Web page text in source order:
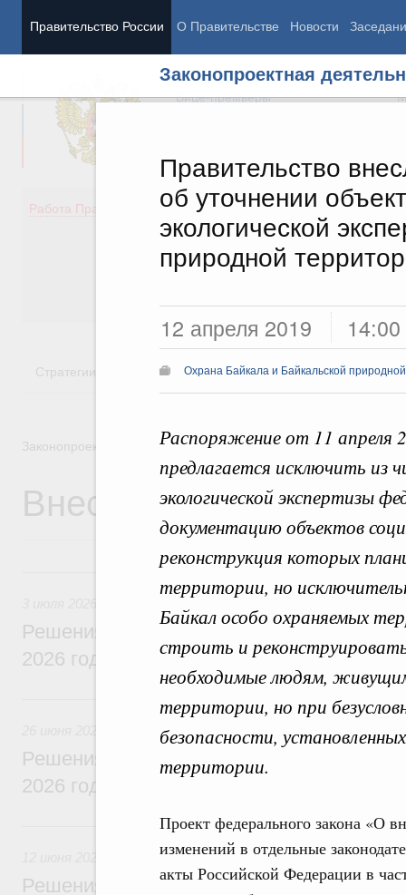
Правительство России О Правительстве Новости
Законопроектная
Правительство
об уточнении
экологической
природной
12 апреля 2019 14:00
Охрана Байкала и Байкальской
Распоряжение от 11 апреля
предлагается исключить из
экологической экспертизы
документацию объектов
реконструкция которых
территории, но
Байкал особо охраняемых
строить и
необходимые людям,
территории, но при
безопасности,
территории.
Проект федерального закона «О
изменений в отдельные
акты Российской Федерации в
Председатель Правительства
Вице-премьеры
Работа Правительства
Демография
Здоровье
Образование
Культура
Государство
Стратегии Государственные программы
Законопроектная деятельность
Внесение
3 июля, пятница
Решения, принятые на заседании
2026 года
26 июня, пятница
Решения, принятые на заседании
2026 года
12 июня, пятница
Решения, принятые на заседании